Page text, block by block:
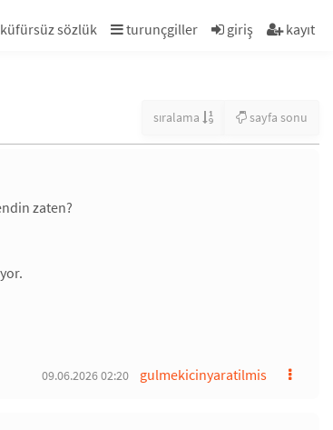
küfürsüz sözlük turunçgiller giriş kayıt
sıralama sayfa sonu
zaten?
gulmekicinyaratilmis
09.06.2026 02:20